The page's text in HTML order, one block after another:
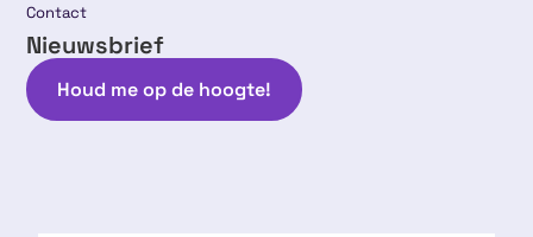
Contact
Nieuwsbrief
Houd me op de hoogte!